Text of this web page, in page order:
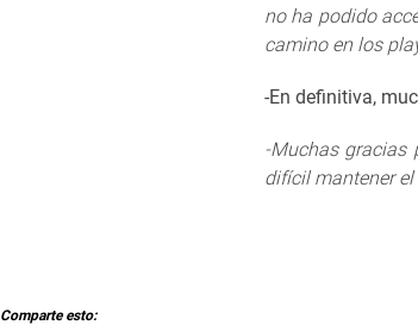
no ha podido
camino en los
-En definitiva,
-Muchas gracias
difícil mantener
Comparte esto: